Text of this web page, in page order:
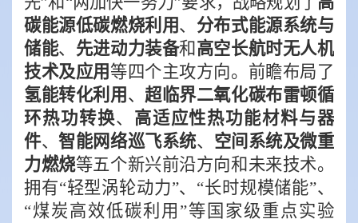
碳能源低碳燃烧利用、 分布式能源系统与
储能、 先进动力装备和 高空长航时无人机
技术及应用 等四个主攻方向。前瞻布局了
氢能转化利用 、 超临界二氧化碳布雷顿循
环热功转换、 高适应性热功能材料与器
件、智能网络巡飞系统、 空间系统及微重
力燃烧等五个新兴前沿方向和未来技术。
拥有“轻型涡轮动力”、“长时规模储能”、
“煤炭高效低碳利用”等国家级重点实验